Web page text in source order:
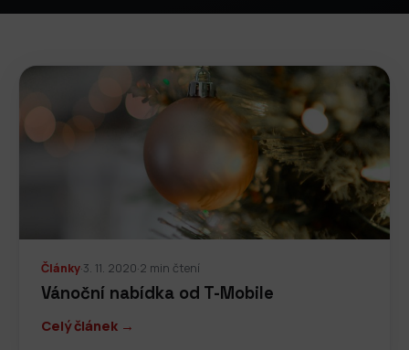
Články·3. 11. 2020·2 min čtení
Vánoční nabídka od T-Mobile
Celý článek →